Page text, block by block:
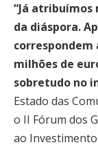
“Já
da diáspora.
correspondem
milhões de
sobretudo no
Estado das
o II Fórum dos
ao